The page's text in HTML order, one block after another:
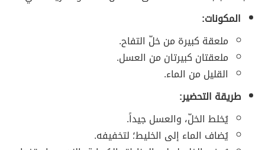
المكونات:
ملعقة كبيرة من خلّ التفاح.
ملعقتان كبيرتان من العسل.
القليل من الماء.
طريقة التحضير:
يُخلط الخلّ، والعسل جيداً.
يُضاف الماء إلى الخليط؛ لتخفيفه.